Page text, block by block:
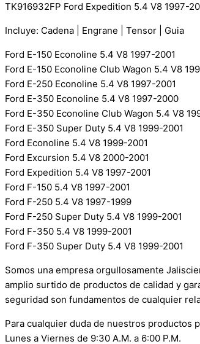
TK916932FP Ford Expedition 5.4 V8 1997-
Incluye: Cadena | Engrane | Tensor | Guia
Ford E-150 Econoline 5.4 V8 1997-2001
Ford E-150 Econoline Club Wagon 5.4 V8
Ford E-250 Econoline 5.4 V8 1997-2001
Ford E-350 Econoline 5.4 V8 1997-2000
Ford E-350 Econoline Club Wagon 5.4 V8
Ford E-350 Super Duty 5.4 V8 1999-2001
Ford Econoline 5.4 V8 1999-2001
Ford Excursion 5.4 V8 2000-2001
Ford Expedition 5.4 V8 1997-2001
Ford F-150 5.4 V8 1997-2001
Ford F-250 5.4 V8 1997-1999
Ford F-250 Super Duty 5.4 V8 1999-2001
Ford F-350 5.4 V8 1999-2001
Ford F-350 Super Duty 5.4 V8 1999-2001
Somos una empresa orgullosamente
amplio surtido de productos de calidad y
seguridad son fundamentos de cualquier
Para cualquier duda de nuestros productos
Lunes a Viernes de 9:30 A.M. a 6:00 P.M.